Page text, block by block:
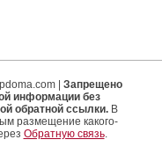
| Запрещено
информации без
обратной ссылки.В
размещение какого-
Обратную связь.